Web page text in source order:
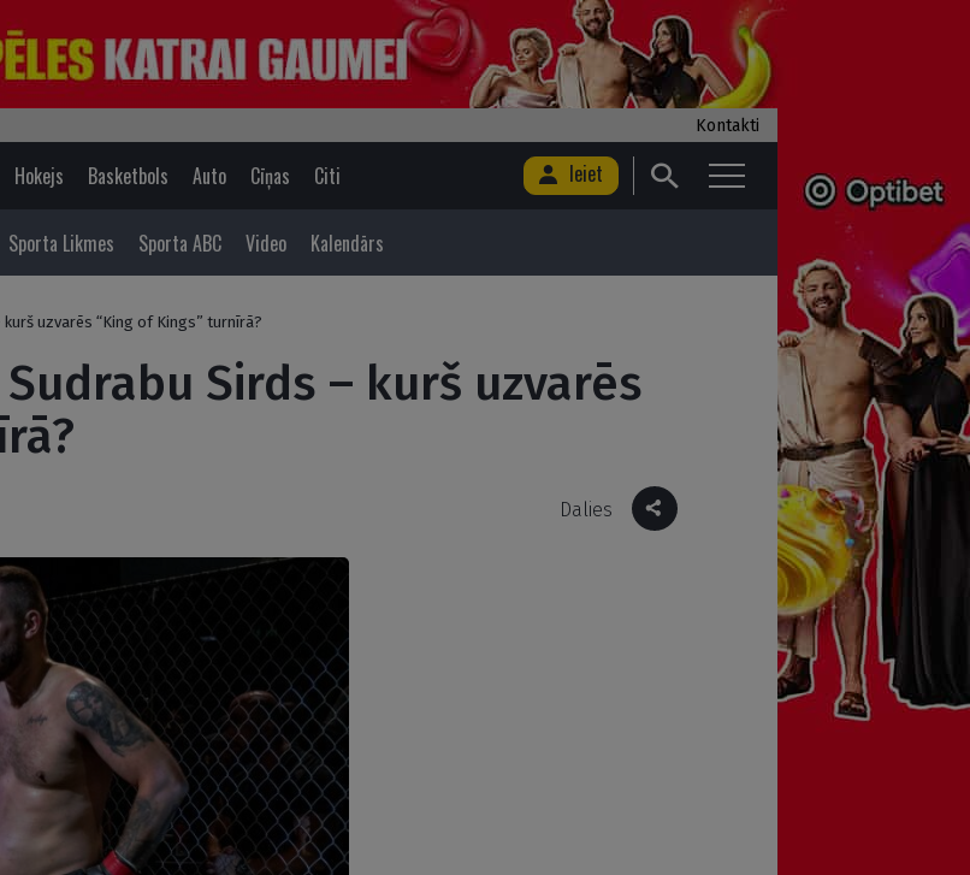
Kontakti
Hokejs Basketbols Auto Cīņas Citi Ieiet
Sporta Likmes Sporta ABC Video Kalendārs
uzvarēs “King of Kings” turnīrā?
Sirds – kurš uzvarēs
Dalies